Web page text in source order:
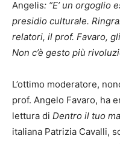
Angelis: “E’ un orgoglio
presidio culturale.
relatori, il prof. Favaro,
Non c’è gesto più
L’ottimo moderatore,
prof. Angelo Favaro, ha
lettura di Dentro il tuo
italiana Patrizia Cavalli,